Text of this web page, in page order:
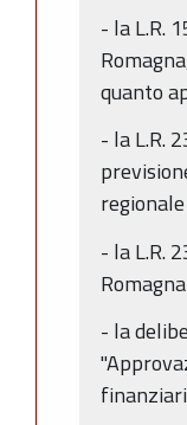
- la L.R.
quanto
- la L.R.
- la L.R.
- la